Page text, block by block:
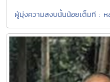
ผู้มุ่งความสงบนั้นน้อยเต็มที :